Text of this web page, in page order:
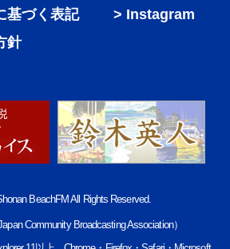
基づく表記
針
Instagram
BeachFM All Rights Reserved.
Community Broadcasting Association）